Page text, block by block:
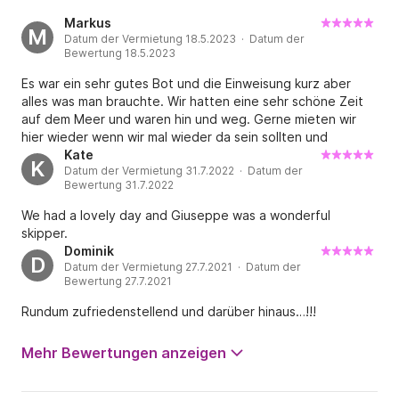
M
Markus
Datum der Vermietung 18.5.2023 · Datum der
Bewertung 18.5.2023
Es war ein sehr gutes Bot und die Einweisung kurz aber
alles was man brauchte. Wir hatten eine sehr schöne Zeit
auf dem Meer und waren hin und weg. Gerne mieten wir
hier wieder wenn wir mal wieder da sein sollten und
empfehlen die Vermietung auch bei Freunden wenn sie hier
hin fahren. Danke für alles. PS: Die Sprit Abrechnung ist
mehr als nur fair und auf keinen Fall zu teuer.
K
Kate
Datum der Vermietung 31.7.2022 · Datum der
Bewertung 31.7.2022
We had a lovely day and Giuseppe was a wonderful
skipper.
D
Dominik
Datum der Vermietung 27.7.2021 · Datum der
Bewertung 27.7.2021
Rundum zufriedenstellend und darüber hinaus…!!!
Mehr Bewertungen anzeigen